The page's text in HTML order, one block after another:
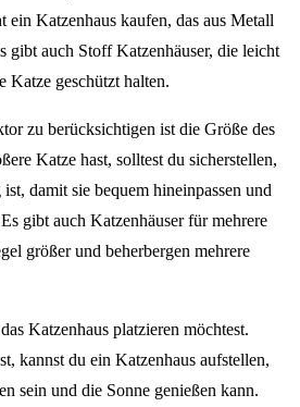
ein Katzenhaus kaufen, das aus Metall
gibt auch Stoff Katzenhäuser, die leicht
Katze geschützt halten.
zu berücksichtigen ist die Größe des
Katze hast, solltest du sicherstellen,
damit sie bequem hineinpassen und
gibt auch Katzenhäuser für mehrere
größer und beherbergen mehrere
Katzenhaus platzieren möchtest.
kannst du ein Katzenhaus aufstellen,
sein und die Sonne genießen kann.